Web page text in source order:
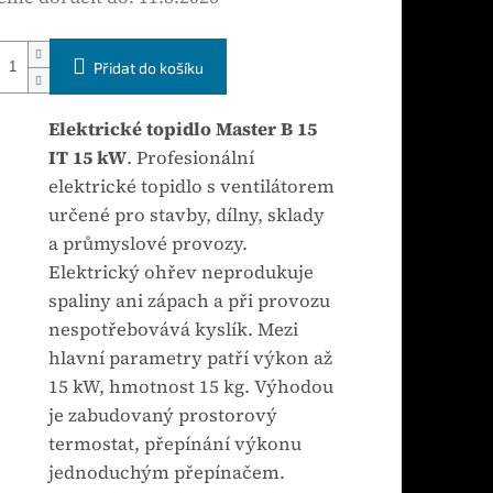
Přidat do košíku
Elektrické topidlo Master B 15
IT 15 kW. Profesionální
elektrické topidlo s ventilátorem
určené pro stavby, dílny, sklady
a průmyslové provozy.
Elektrický ohřev neprodukuje
spaliny ani zápach a při provozu
nespotřebovává kyslík. Mezi
hlavní parametry patří výkon až
15 kW, hmotnost 15 kg. Výhodou
je zabudovaný prostorový
termostat, přepínání výkonu
jednoduchým přepínačem.